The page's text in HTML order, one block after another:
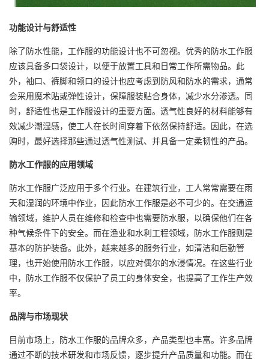
功能设计与舒适性
除了防水性能，工作服的功能设计也不可忽视。优秀的防水工作服
应该具备多口袋设计，以便于放置工具和日常工作所需物品。此
外，袖口、裤脚和领口的设计也应考虑到防风和防水的需求，通常
会采用魔术贴或弹性设计，保障服装贴合身体，减少水分渗透。同
时，舒适性也是工作服设计的重要方面。透气性良好的材料能够有
效减少潮湿感，使工人在长时间穿着下依然保持舒适。因此，在选
购时，最好选择那些通过透气性测试、并具备一定柔韧性的产品。
防水工作服的应用领域
防水工作服广泛应用于多个行业。在建筑行业，工人常常需要在雨
天和湿润的环境中作业，因此防水工作服是必不可少的。在交通运
输领域，维护人员在维修和检查中也需要防水服，以确保他们在各
种气候条件下的安全。而在渔业和水利工程领域，防水工作服则是
基本的防护装备。此外，越来越多的服务行业，如清洁和后勤管
理，也开始使用防水工作服，以应对偶尔的水浸情况。在这些行业
中，防水工作服不仅保护了员工的身体安全，也提高了工作生产效
率。
品牌与市场现状
目前市场上，防水工作服的品牌众多，产品类型也丰富。许多品牌
通过不断的技术研发和市场反馈，逐步提升产品质量和功能。而在